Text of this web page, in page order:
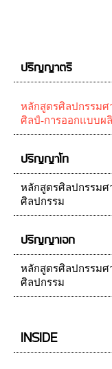
ปริญญาตรี
หลักสูตรศิลปกรรม
ศิลป์-การออกแบบ
ปริญญาโท
หลักสูตรศิลปกรรม
ศิลปกรรม
ปริญญาเอก
หลักสูตรศิลปกรรม
ศิลปกรรม
INSIDE